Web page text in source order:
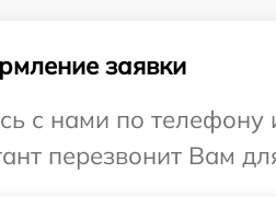
заявки
с нами по телефону
перезвонит Вам